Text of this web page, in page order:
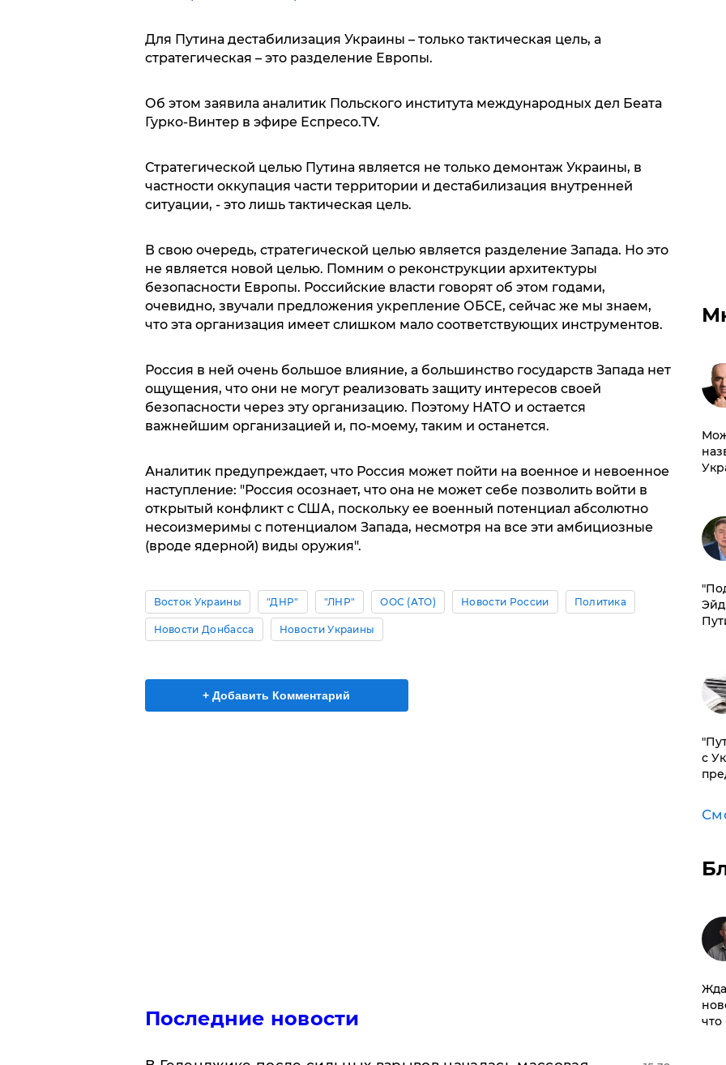
Для Путина дестабилизация Украины – только тактическая цель, а
стратегическая – это разделение Европы.
Об этом заявила аналитик Польского института международных дел Беата
Гурко-Винтер в эфире Еспресо.TV.
Стратегической целью Путина является не только демонтаж Украины, в
частности оккупация части территории и дестабилизация внутренней
ситуации, - это лишь тактическая цель.
В свою очередь, стратегической целью является разделение Запада. Но это
не является новой целью. Помним о реконструкции архитектуры
безопасности Европы. Российские власти говорят об этом годами,
очевидно, звучали предложения укрепление ОБСЕ, сейчас же мы знаем,
что эта организация имеет слишком мало соответствующих инструментов.
Россия в ней очень большое влияние, а большинство государств Запада нет
ощущения, что они не могут реализовать защиту интересов своей
безопасности через эту организацию. Поэтому НАТО и остается
важнейшим организацией и, по-моему, таким и останется.
Аналитик предупреждает, что Россия может пойти на военное и невоенное
наступление: "Россия осознает, что она не может себе позволить войти в
открытый конфликт с США, поскольку ее военный потенциал абсолютно
несоизмеримы с потенциалом Запада, несмотря на все эти амбициозные
(вроде ядерной) виды оружия".
Восток Украины "ДНР" "ЛНР" ООС (АТО) Новости России Политика
Новости Донбасса Новости Украины
+ Добавить Комментарий
Последние новости
с
что